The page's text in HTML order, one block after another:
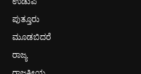
ಪುತ್ತೂರು
ಮೂಡಬಿದರೆ
ರಾಜ್ಯ